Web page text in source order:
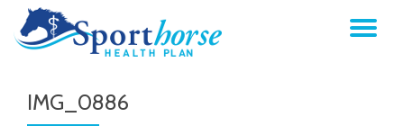
Skip
IMG_0886